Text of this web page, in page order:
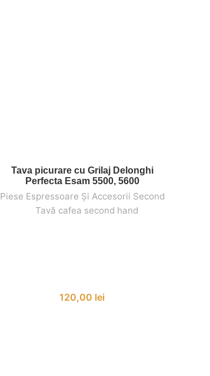
ADAUGĂ ÎN COȘ
Tava picurare cu Grilaj Delonghi
Perfecta Esam 5500, 5600
Piese Espressoare Și Accesorii Second
Tavă cafea second hand
120,00 lei